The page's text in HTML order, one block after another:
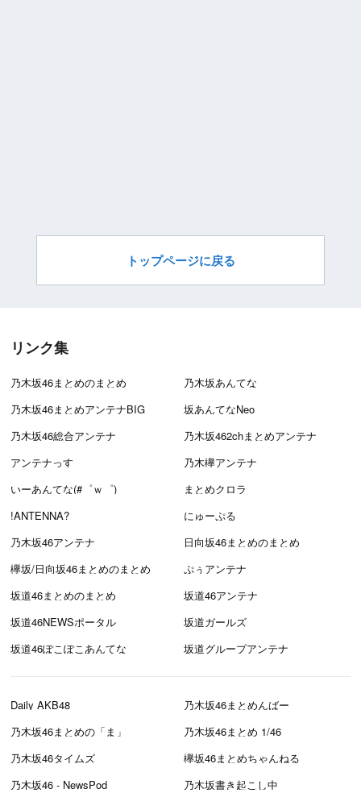
トップページに戻る
リンク集
乃木坂46まとめのまとめ
乃木坂あんてな
乃木坂46まとめアンテナBIG
坂あんてなNeo
乃木坂46総合アンテナ
乃木坂462chまとめアンテナ
アンテナっす
乃木欅アンテナ
いーあんてな(#゜ｗ゜)
まとめクロラ
!ANTENNA?
にゅーぷる
乃木坂46アンテナ
日向坂46まとめのまとめ
欅坂/日向坂46まとめのまとめ
ぷぅアンテナ
坂道46まとめのまとめ
坂道46アンテナ
坂道46NEWSポータル
坂道ガールズ
坂道46ぽこぽこあんてな
坂道グループアンテナ
Daily AKB48
乃木坂46まとめんばー
乃木坂46まとめの「ま」
乃木坂46まとめ 1/46
乃木坂46タイムズ
欅坂46まとめちゃんねる
乃木坂46 - NewsPod
乃木坂書き起こし中